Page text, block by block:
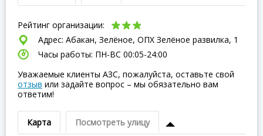
Рейтинг организации:
Адрес: Абакан, Зелёное, ОПХ Зелёное развилка, 1
Часы работы: ПН-ВC 00:05-24:00
Уважаемые клиенты АЗС, пожалуйста, оставьте свой
отзыв или задайте вопрос – мы обязательно вам
ответим!
Карта Посмотреть улицу